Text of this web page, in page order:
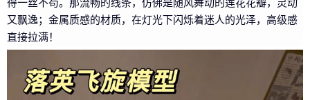
得一丝不苟。那流畅的线条，仿佛是随风舞动的莲花花瓣，灵动
又飘逸；金属质感的材质，在灯光下闪烁着迷人的光泽，高级感
直接拉满！